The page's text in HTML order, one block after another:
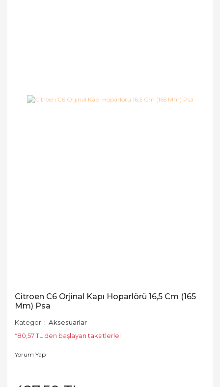
Citroen C6 Orjinal Kapı Hoparlörü 16,5 Cm (165
Mm) Psa
Kategori
Aksesuarlar
*80,57 TL den başlayan taksitlerle!
Yorum Yap